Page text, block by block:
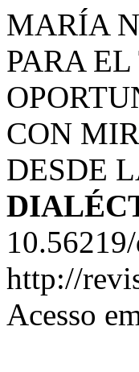
MARÍA
PARA
CON
DESDE
http://
Acesso